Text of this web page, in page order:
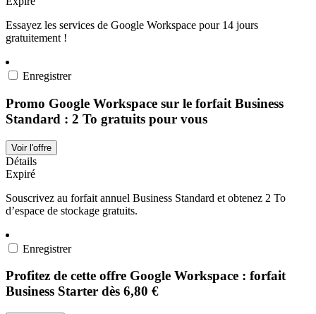
Essayez les services de Google Workspace pour 14 jours
gratuitement !
Enregistrer
Promo Google Workspace sur le forfait Business
Standard : 2 To gratuits pour vous
Voir l'offre
Détails
Expiré
Souscrivez au forfait annuel Business Standard et obtenez 2 To
d’espace de stockage gratuits.
Enregistrer
Profitez de cette offre Google Workspace : forfait
Business Starter dès 6,80 €